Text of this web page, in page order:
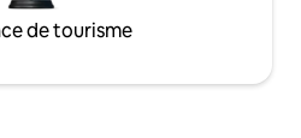
de tourisme